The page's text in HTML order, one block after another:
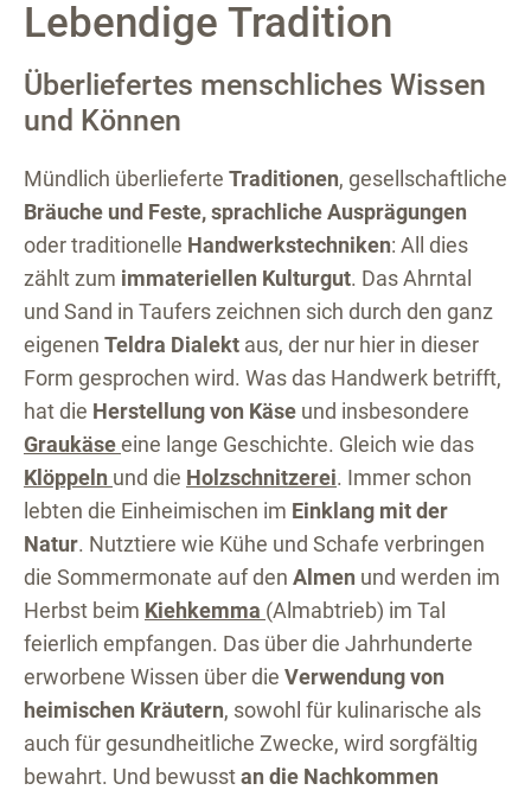
Lebendige Tradition
Überliefertes menschliches Wissen
und Können
Mündlich überlieferte Traditionen, gesellschaftliche
Bräuche und Feste, sprachliche Ausprägungen
oder traditionelle Handwerkstechniken: All dies
zählt zum immateriellen Kulturgut. Das Ahrntal
und Sand in Taufers zeichnen sich durch den ganz
eigenen Teldra Dialekt aus, der nur hier in dieser
Form gesprochen wird. Was das Handwerk betrifft,
hat die Herstellung von Käse und insbesondere
Graukäseeine lange Geschichte. Gleich wie das
Klöppeln und die Holzschnitzerei. Immer schon
lebten die Einheimischen im Einklang mit der
Natur. Nutztiere wie Kühe und Schafe verbringen
die Sommermonate auf den Almen und werden im
Herbst beim Kiehkemma (Almabtrieb) im Tal
feierlich empfangen. Das über die Jahrhunderte
erworbene Wissen über die Verwendung von
heimischen Kräutern, sowohl für kulinarische als
auch für gesundheitliche Zwecke, wird sorgfältig
bewahrt. Und bewusstan die Nachkommen